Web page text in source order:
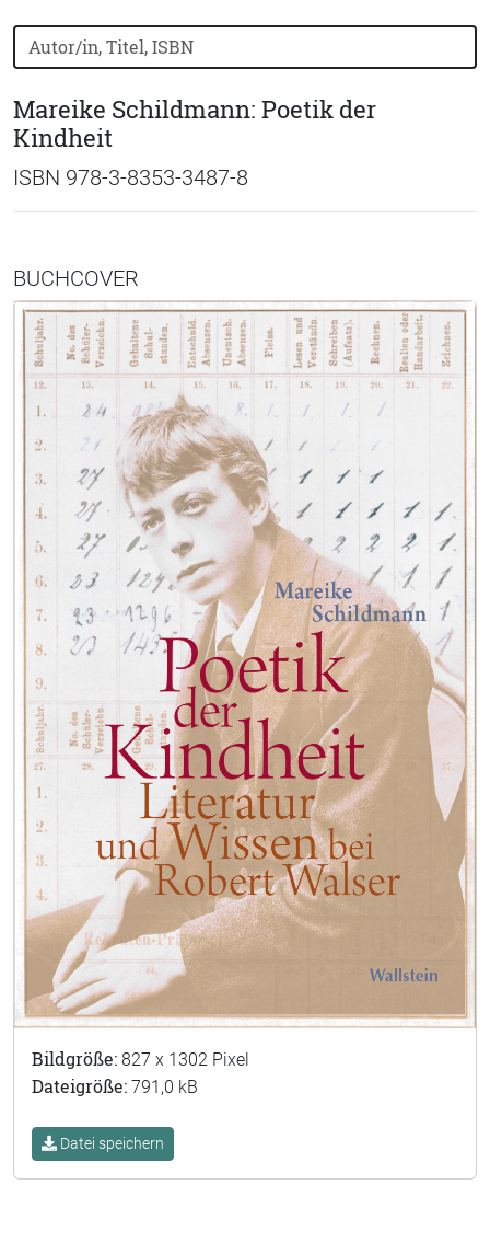
Bücher nach Buchtitel, Autorennamen oder ISBN
Mareike Schildmann: Poetik der
Kindheit
ISBN 978-3-8353-3487-8
BUCHCOVER
Bildgröße: 827 x 1302 Pixel
Dateigröße: 791,0 kB
Datei speichern